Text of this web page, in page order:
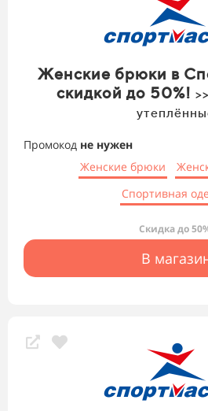
Женские брюки в
скидкой до 50%!
Промокод не нужен
Женские брюки
Спортивная
Скидка до
В